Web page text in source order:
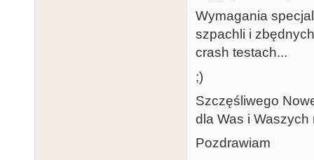
Wymagania
szpachli i
crash testach...
;)
Szczęśliwego
dla Was i
Pozdrawiam